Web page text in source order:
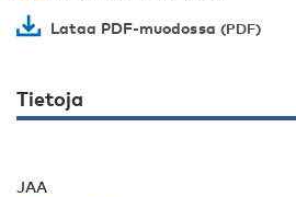
Lataa PDF-muodossa
Tietoja
JAA